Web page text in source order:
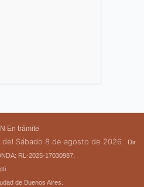
En trámite
del Sábado 8 de agosto de 2026
Dir
RL-2025-17030987.
de Buenos Aires.